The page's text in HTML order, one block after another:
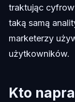
traktując
taką samą
marketerzy
użytkowników.
Kto